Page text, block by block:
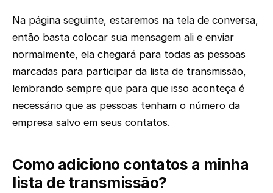
Na página seguinte, estaremos na tela de conversa,
então basta colocar sua mensagem ali e enviar
normalmente, ela chegará para todas as pessoas
marcadas para participar da lista de transmissão,
lembrando sempre que para que isso aconteça é
necessário que as pessoas tenham o número da
empresa salvo em seus contatos.
Como adiciono contatos a minha
lista de transmissão?